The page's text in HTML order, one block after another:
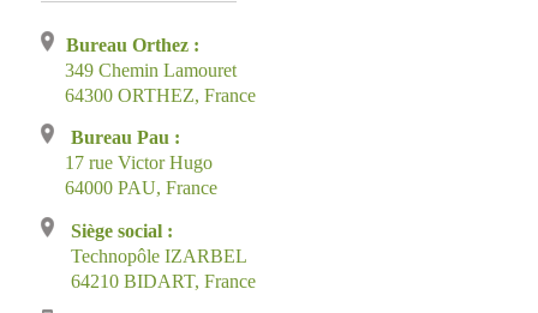
Bureau Orthez :
349 Chemin Lamouret
64300 ORTHEZ, France
Bureau Pau :
17 rue Victor Hugo
64000 PAU, France
Siège social :
Technopôle IZARBEL
64210 BIDART, France